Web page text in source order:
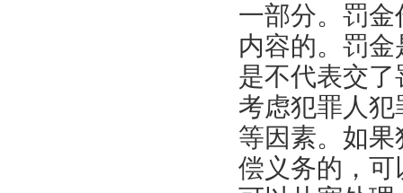
一部分。罚
内容的。罚
是不代表交
考虑犯罪人
等因素。如
偿义务的，